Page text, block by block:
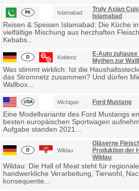
Islamabad
Truly Asian
Islamabad
Reisen & Speisen Islamabad: Die Küche
vielfältige Mischung aus herzhaften
Kebabs...
Koblenz
E-Auto zuhause
Mythen zur
Was stimmt wirklich: Ist die
das Stromnetz zusammen? Und dürfen
Wallbox...
Michigan Ford Mustang
Eine Modellvariante des Ford Mustangs
besten europäischen Sportwagen
Aufgabe standen 2021...
Wildau
Gläserne
Produktion der
Wildau
Wildau: Die Hall of Meat steht für
handwerkliche Verarbeitung, Tierwohl,
konsequente...